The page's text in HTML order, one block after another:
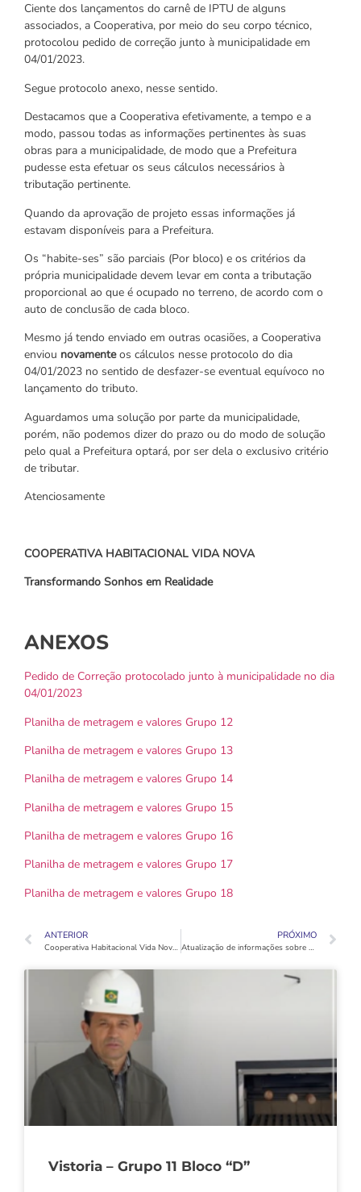
Ciente dos lançamentos do carnê de IPTU de alguns
associados, a Cooperativa, por meio do seu corpo técnico,
protocolou pedido de correção junto à municipalidade em
04/01/2023.
Segue protocolo anexo, nesse sentido.
Destacamos que a Cooperativa efetivamente, a tempo e a
modo, passou todas as informações pertinentes às suas
obras para a municipalidade, de modo que a Prefeitura
pudesse esta efetuar os seus cálculos necessários à
tributação pertinente.
Quando da aprovação de projeto essas informações já
estavam disponíveis para a Prefeitura.
Os “habite-ses” são parciais (Por bloco) e os critérios da
própria municipalidade devem levar em conta a tributação
proporcional ao que é ocupado no terreno, de acordo com o
auto de conclusão de cada bloco.
Mesmo já tendo enviado em outras ocasiões, a Cooperativa
enviou novamenteos cálculos nesse protocolo do dia
04/01/2023 no sentido de desfazer-se eventual equívoco no
lançamento do tributo.
Aguardamos uma solução por parte da municipalidade,
porém, não podemos dizer do prazo ou do modo de solução
pelo qual a Prefeitura optará, por ser dela o exclusivo critério
de tributar.
Atenciosamente
COOPERATIVA HABITACIONAL VIDA NOVA
Transformando Sonhos em Realidade
ANEXOS
Pedido de Correção protocolado junto à municipalidade no dia
04/01/2023
Planilha de metragem e valores Grupo 12
Planilha de metragem e valores Grupo 13
Planilha de metragem e valores Grupo 14
Planilha de metragem e valores Grupo 15
Planilha de metragem e valores Grupo 16
Planilha de metragem e valores Grupo 17
Planilha de metragem e valores Grupo 18
ANTERIOR
Cooperativa Habitacional Vida Nova entrega recurso do Fates para duas entidades de Taboão
PRÓXIMO
Atualização de informações sobre o IPTU 2023 dos blocos “A” dos Grupos 12 ao 18
Vistoria – Grupo 11 Bloco “D”